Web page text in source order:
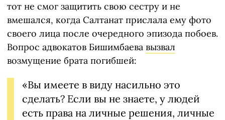
тот не смог защитить свою сестру и не
вмешался, когда Салтанат прислала ему фото
своего лица после очередного эпизода побоев.
Вопрос адвокатов Бишимбаева вызвал
возмущение брата погибшей:
«Вы имеете в виду насильно это
сделать? Если вы не знаете, у людей
есть права на личные решения, личные